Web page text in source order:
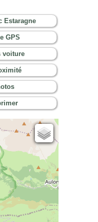
Estaragne
GPS
voiture
Map
Map
Imagery
Photographies aériennes